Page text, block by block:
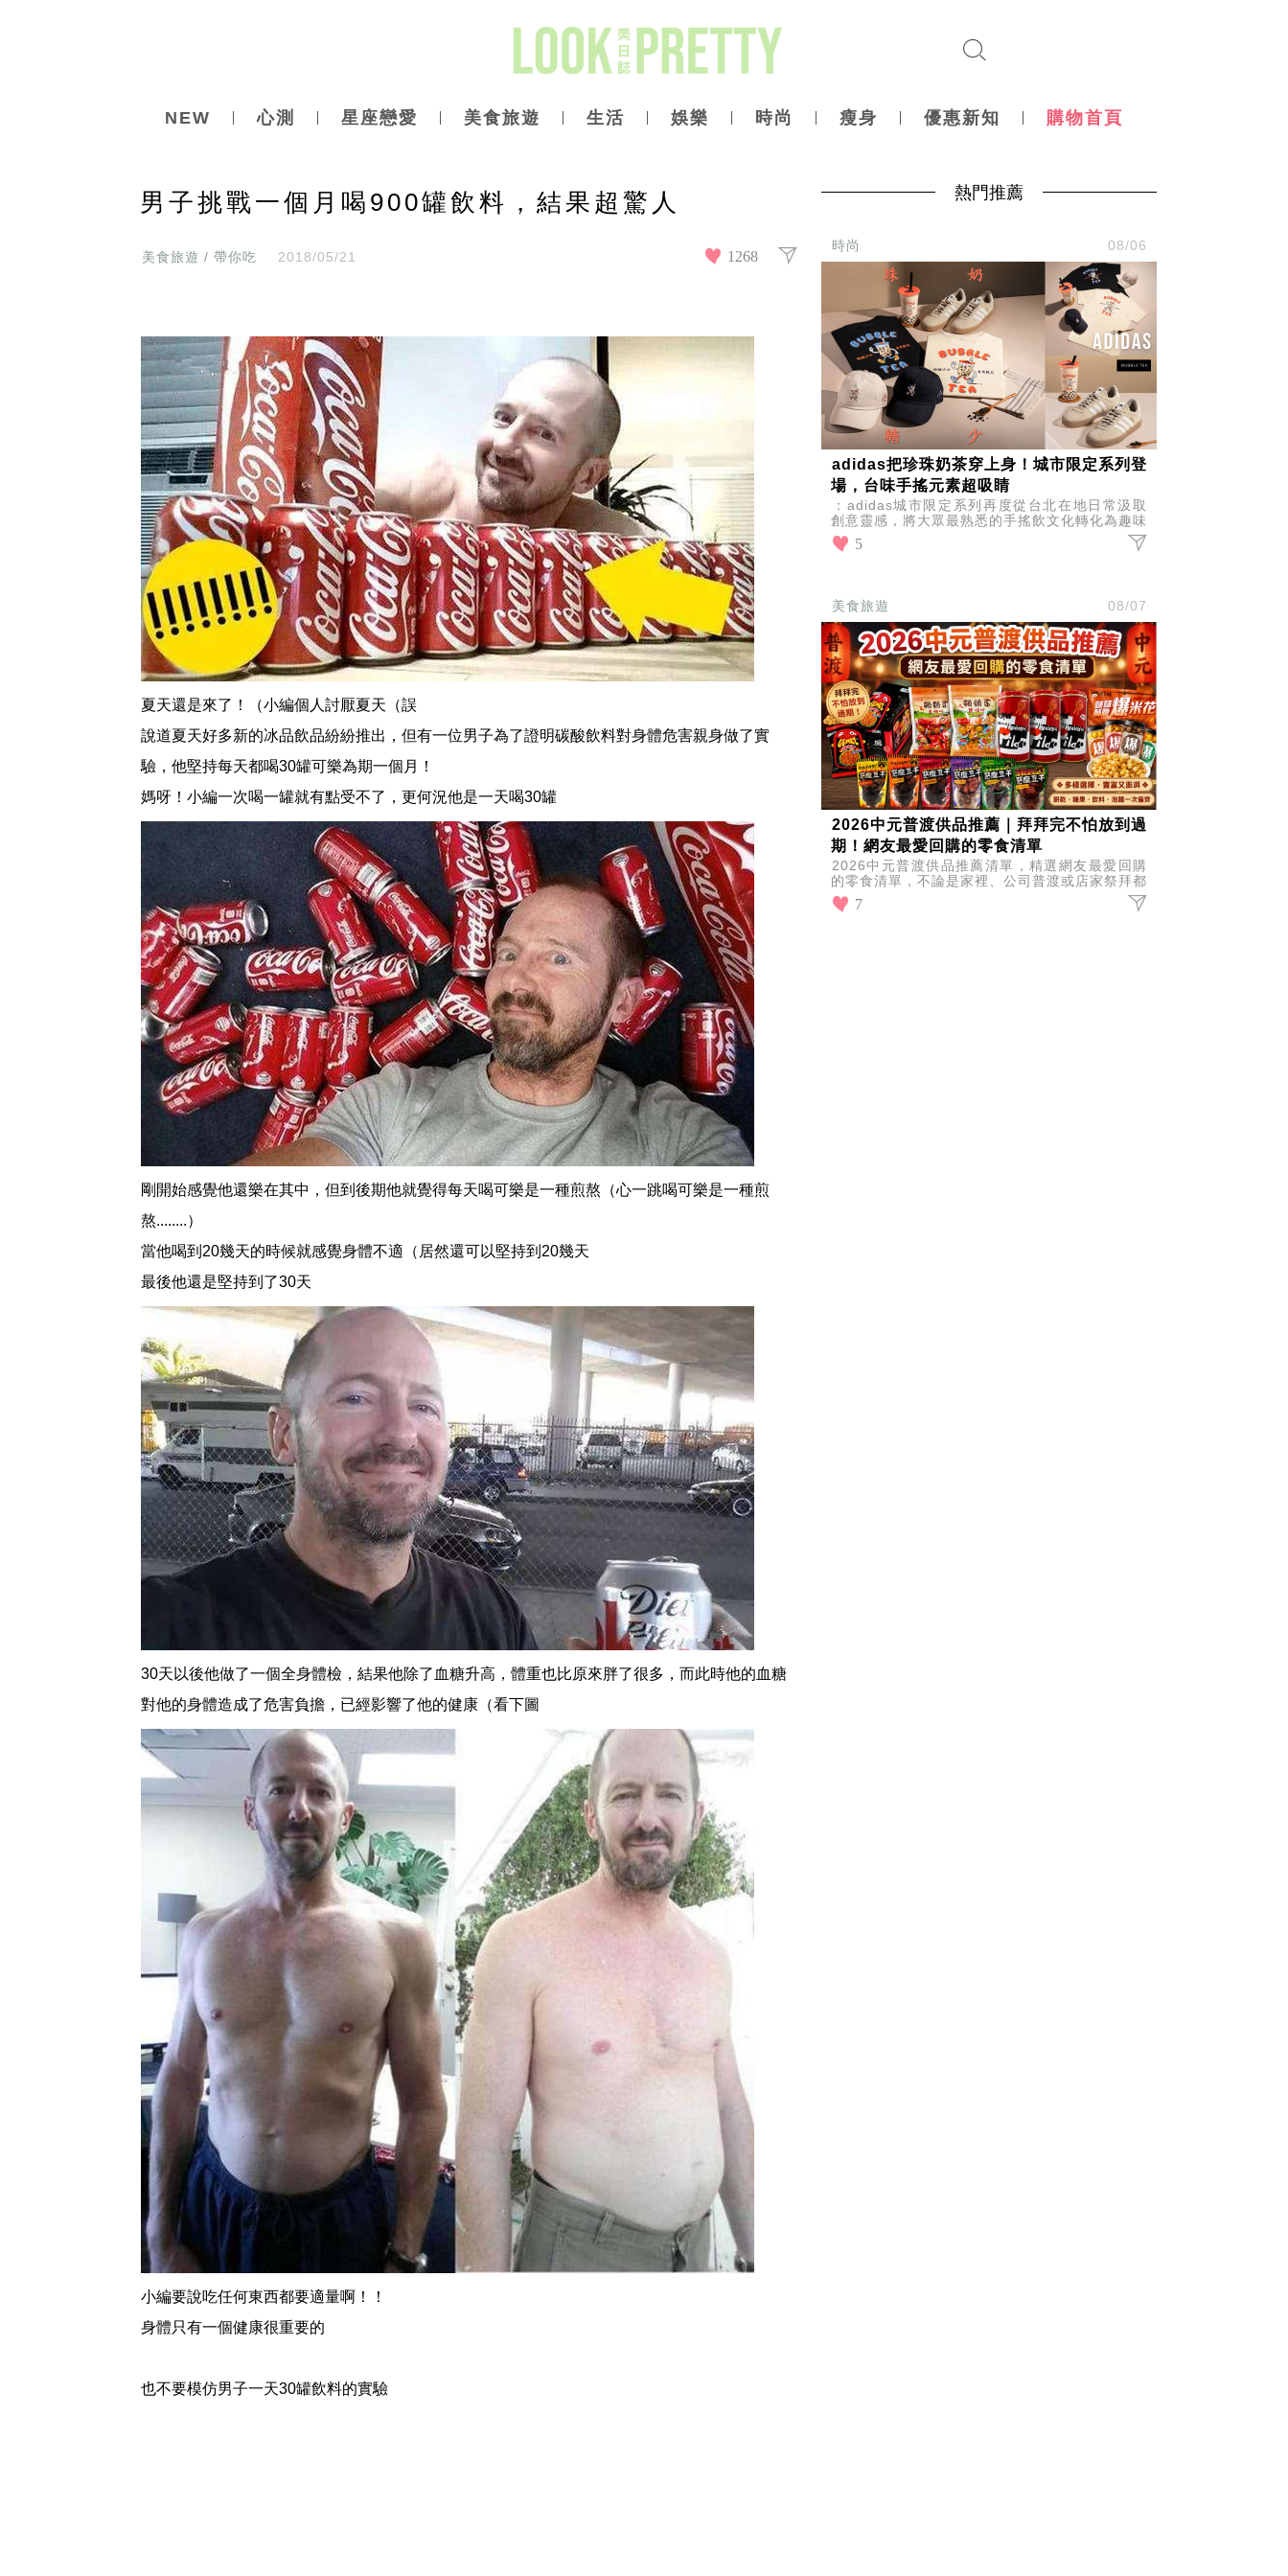
NEW 心測 星座戀愛 美食旅遊 生活 娛樂 時尚 瘦身 優惠新知 購物首頁
男子挑戰一個月喝900罐飲料，結果超驚人
美食旅遊 / 帶你吃 2018/05/21 1268
夏天還是來了！（小編個人討厭夏天（誤
說道夏天好多新的冰品飲品紛紛推出，但有一位男子為了證明碳酸飲料對身體危害親身做了實
驗，他堅持每天都喝30罐可樂為期一個月！
媽呀！小編一次喝一罐就有點受不了，更何況他是一天喝30罐
剛開始感覺他還樂在其中，但到後期他就覺得每天喝可樂是一種煎熬（心一跳喝可樂是一種煎
熬........）
當他喝到20幾天的時候就感覺身體不適（居然還可以堅持到20幾天
最後他還是堅持到了30天
30天以後他做了一個全身體檢，結果他除了血糖升高，體重也比原來胖了很多，而此時他的血糖
對他的身體造成了危害負擔，已經影響了他的健康（看下圖
小編要說吃任何東西都要適量啊！！
身體只有一個健康很重要的
也不要模仿男子一天30罐飲料的實驗
熱門推薦
時尚 08/06
adidas把珍珠奶茶穿上身！城市限定系列登
場，台味手搖元素超吸睛
：adidas城市限定系列再度從台北在地日常汲取
創意靈感，將大眾最熟悉的手搖飲文化轉化為趣味
設計，推出涵蓋鞋款、短袖上衣與帽款的珍珠奶茶
主題系列。
5
美食旅遊 08/07
2026中元普渡供品推薦｜拜拜完不怕放到過
期！網友最愛回購的零食清單
2026中元普渡供品推薦清單，精選網友最愛回購
的零食清單，不論是家裡、公司普渡或店家祭拜都
很適合，選擇全家人都愛吃的，不怕放到過期造成
浪費！
7